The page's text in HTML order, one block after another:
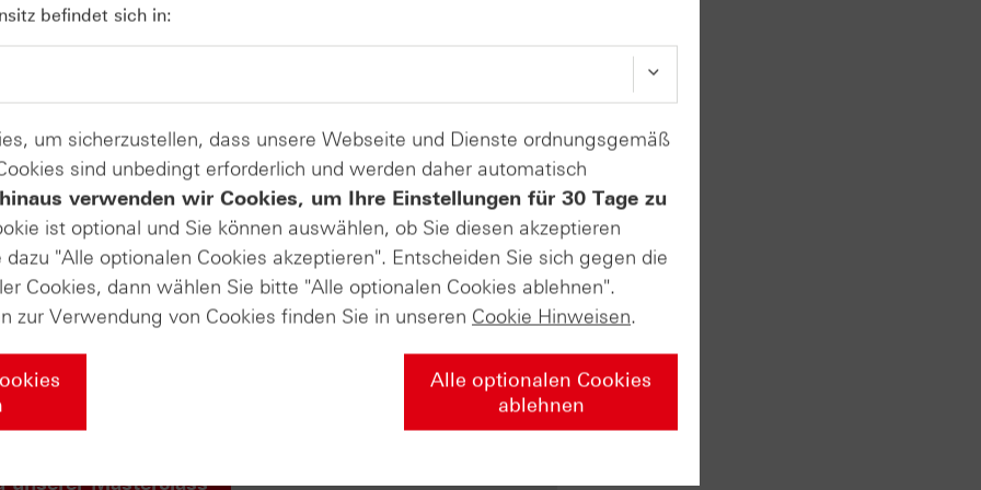
daraufhin seine Prognose für das Jahr 2026.
UnitedHealth Group
Masterclass in die Welt der Derivate
über die Grundlagen der Börse wissen müssen – von den ersten
mit Zertifikaten und professionellem Money Management. Am
Wissen nochmal vertiefen soll. Falls Sie diesen Abschlusstest
HSBC-Masterclass-Zertifikat von uns! Wir würden uns sehr
unserer Masterclass
befindet sich in:
um sicherzustellen, dass unsere Webseite und Dienste ordnungsgemäß
sind unbedingt erforderlich und werden daher automatisch
verwenden wir Cookies, um Ihre Einstellungen für 30 Tage zu
ist optional und Sie können auswählen, ob Sie diesen akzeptieren
"Alle optionalen Cookies akzeptieren". Entscheiden Sie sich gegen die
Cookies, dann wählen Sie bitte "Alle optionalen Cookies ablehnen".
zur Verwendung von Cookies finden Sie in unseren Cookie Hinweisen.
Alle optionalen Cookies
ablehnen